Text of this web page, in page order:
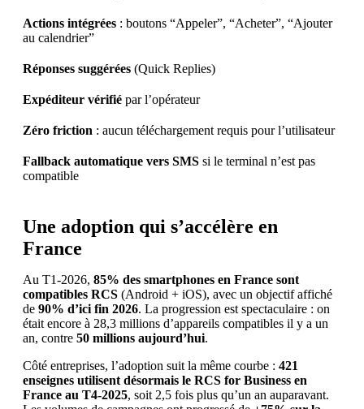
Actions intégrées : boutons “Appeler”, “Acheter”, “Ajouter
au calendrier”
Réponses suggérées (Quick Replies)
Expéditeur vérifié par l’opérateur
Zéro friction : aucun téléchargement requis pour l’utilisateur
Fallback automatique vers SMS si le terminal n’est pas
compatible
Une adoption qui s’accélère en
France
Au T1-2026, 85% des smartphones en France sont
compatibles RCS (Android + iOS), avec un objectif affiché
de 90% d’ici fin 2026. La progression est spectaculaire : on
était encore à 28,3 millions d’appareils compatibles il y a un
an, contre 50 millions aujourd’hui.
Côté entreprises, l’adoption suit la même courbe : 421
enseignes utilisent désormais le RCS for Business en
France au T4-2025, soit 2,5 fois plus qu’un an auparavant.